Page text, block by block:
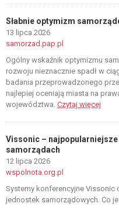
Słabnie optymizm
13 lipca 2026
samorzad.pap.pl
Ogólny wskaźnik optymizmu
rozwoju nieznacznie spadł w
badania przeprowadzonego
najlepiej oceniają miasta na
województwa. Czytaj więcej
Vissonic –
samorządach
12 lipca 2026
wspolnota.org.pl
Systemy konferencyjne
jednostek samorządowych. Co